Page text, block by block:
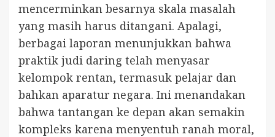
mencerminkan besarnya skala masalah
yang masih harus ditangani. Apalagi,
berbagai laporan menunjukkan bahwa
praktik judi daring telah menyasar
kelompok rentan, termasuk pelajar dan
bahkan aparatur negara. Ini menandakan
bahwa tantangan ke depan akan semakin
kompleks karena menyentuh ranah moral,